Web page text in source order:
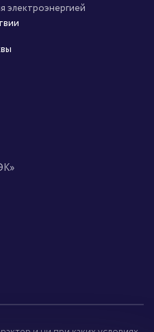
электроэнергией